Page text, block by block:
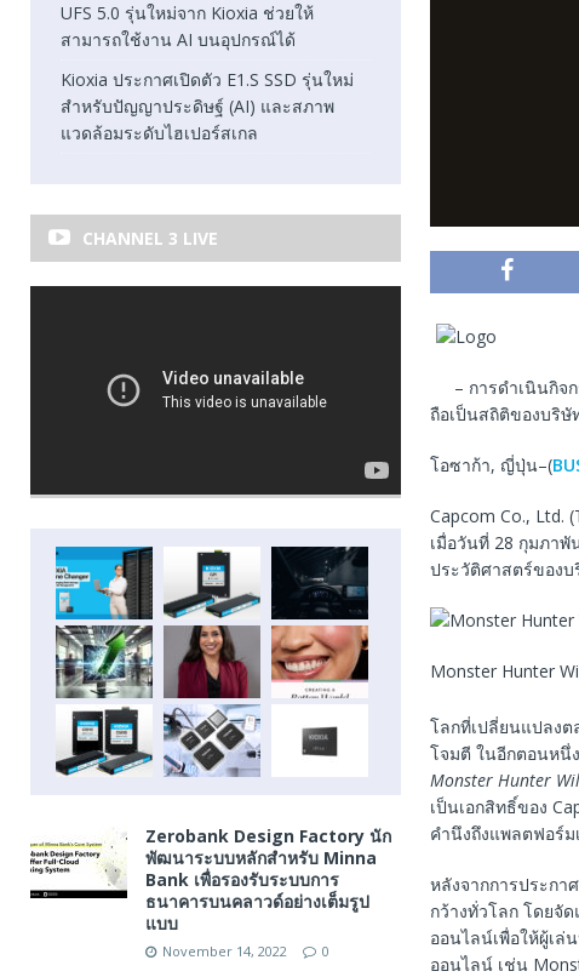
– การดำเนินกิจ
ถือเป็นสถิติของบริษั
โอซาก้า, ญี่ปุ่น–(
Capcom Co., Ltd.
เมื่อวันที่ 28 กุมภา
ประวัติศาสตร์ของบ
Monster Hunter
โลกที่เปลี่ยนแปลงต
โจมตี ในอีกตอนหนึ่
Monster Hunter
เป็นเอกสิทธิ์ของ
คำนึงถึงแพลตฟอร์ม
หลังจากการประกา
กว้างทั่วโลก โดยจั
ออนไลน์เพื่อให้ผู้เล่
ออนไลน์ เช่น
UFS 5.0 รุ่นใหม่จาก Kioxia ช่วยให้
สามารถใช้งาน AI บนอุปกรณ์ได้
Kioxia ประกาศเปิดตัว E1.S SSD รุ่นใหม่
สำหรับปัญญาประดิษฐ์ (AI) และสภาพ
แวดล้อมระดับไฮเปอร์สเกล
CHANNEL 3 LIVE
Zerobank Design Factory นัก
พัฒนาระบบหลักสำหรับ Minna
Bank เพื่อรองรับระบบการ
ธนาคารบนคลาวด์อย่างเต็มรูป
แบบ
November 14, 2022 0